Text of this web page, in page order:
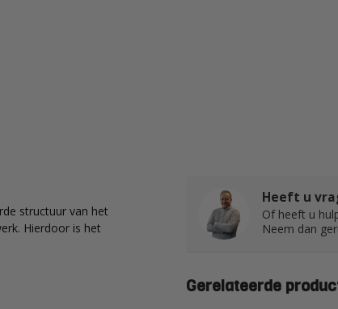
structuur van het
Hierdoor is het
Heeft u
Of heeft u
Neem dan
Gerelateerde